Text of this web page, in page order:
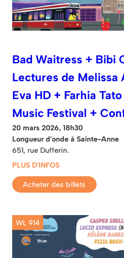
Bad Waitress + Bibi
Lectures de Melissa
Eva HD + Farhia
Music Festival +
20 mars 2026, 18h30
Longueur d'onde à Sainte-Anne
651, rue Dufferin.
PLUS D'INFOS
Acheter des billets
WL 914